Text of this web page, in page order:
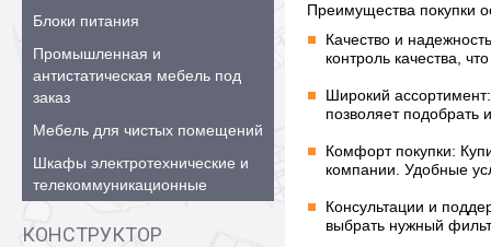
Блоки питания
Промышленная и
антистатическая мебель под
заказ
Мебель для чистых помещений
Шкафы электротехнические и
телекоммуникационные
КОНСТРУКТОР
Преимущества покупки
Качество и
контроль качества,
Широкий
позволяет
Комфорт покупки:
компании. Удобные
Консультации и
выбрать нужный